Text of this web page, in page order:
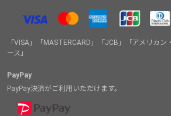
「VISA」「MASTERCARD」「JCB」「アメリカ
ース」
PayPay
PayPay決済がご利用いただけます。